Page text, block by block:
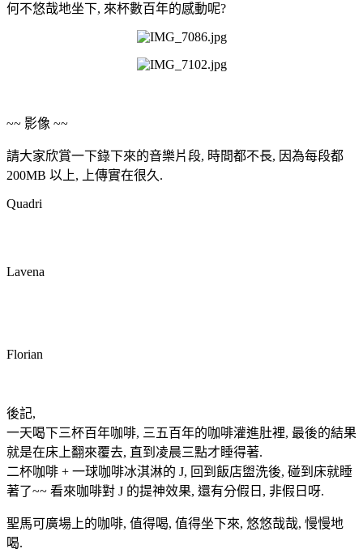
何不悠哉地坐下, 來杯數百年的感動呢?
~~ 影像 ~~
請大家欣賞一下錄下來的音樂片段, 時間都不長, 因為每段都
200MB 以上, 上傳實在很久.
Quadri
Lavena
Florian
後記,
一天喝下三杯百年咖啡, 三五百年的咖啡灌進肚裡, 最後的結果
就是在床上翻來覆去, 直到凌晨三點才睡得著.
二杯咖啡 + 一球咖啡冰淇淋的 J, 回到飯店盥洗後, 碰到床就睡
著了~~ 看來咖啡對 J 的提神效果, 還有分假日, 非假日呀.
聖馬可廣場上的咖啡, 值得喝, 值得坐下來, 悠悠哉哉, 慢慢地
喝.